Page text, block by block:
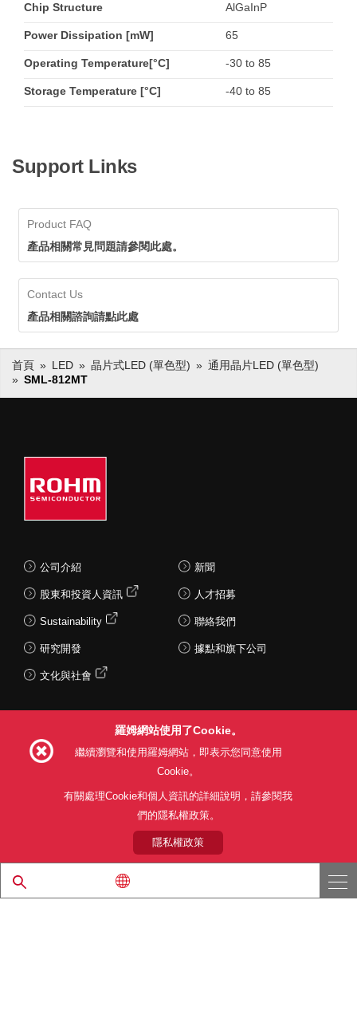
Chip Structure AlGaInP
Power Dissipation [mW] 65
Operating Temperature[°C] -30 to 85
Storage Temperature [°C] -40 to 85
Support Links
Product FAQ
產品相關常見問題請參閱此處。
Contact Us
產品相關諮詢請點此處
首頁 LED 晶片式LED (單色型)
通用晶片LED (單色型)
SML-812MT
公司介紹
股東和投資人資訊
Sustainability
研究開發
文化與社會
新聞
人才招募
聯絡我們
據點和旗下公司
利用目的 隱私權政策
關於本公司產品銷售之標準條款(PDF)
© 1997 - 2026 ROHM CO., LTD. ALL RIGHTS RESERVED.
羅姆網站使用了Cookie。
繼續瀏覽和使用羅姆網站，即表示您同意使用
Cookie。
有關處理Cookie和個人資訊的詳細說明，請參閱我
們的隱私權政策。
隱私權政策